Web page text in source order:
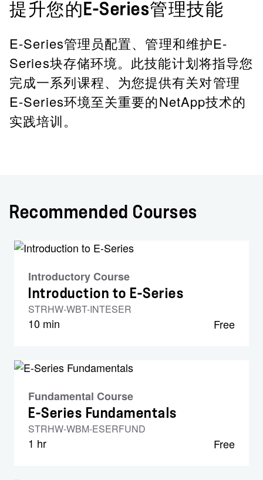
提升您的E-Series管理技能
E-Series管理员配置、管理和维护E-
Series块存储环境。此技能计划将指导您
完成一系列课程、为您提供有关对管理
E-Series环境至关重要的NetApp技术的
实践培训。
Recommended Courses
Introductory Course
Introduction to E-Series
STRHW-WBT-INTESER
10 min Free
Fundamental Course
E-Series Fundamentals
STRHW-WBM-ESERFUND
1 hr Free